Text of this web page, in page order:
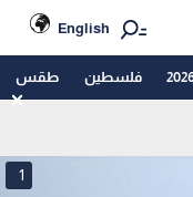
English
فلسطين طقس
1